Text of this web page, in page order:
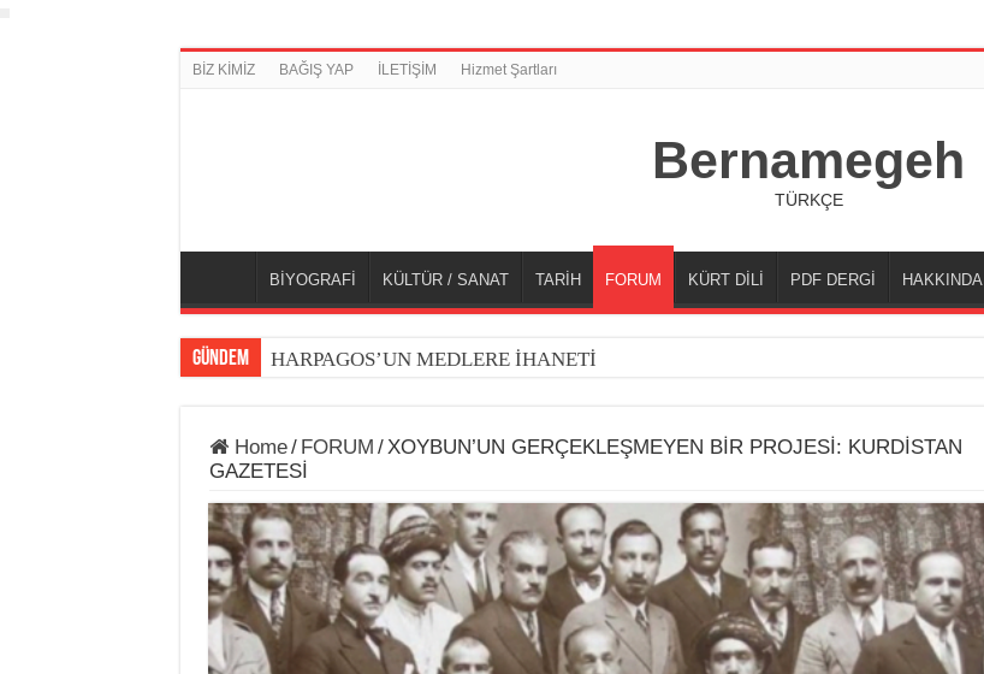
BİZ KİMİZ BAĞIŞ YAP İLETİŞİM Hizmet Şartları
Bernamegeh
TÜRKÇE
BİYOGRAFİ KÜLTÜR / SANAT TARİH FORUM KÜRT DİLİ PDF DERGİ HAKKINDA
GÜNDEM HARPAGOS’UN MEDLERE İHANETİ
Home/ FORUM /XOYBUN’UN GERÇEKLEŞMEYEN BİR PROJESİ: KURDİSTAN
GAZETESİ